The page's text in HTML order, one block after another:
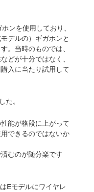
ンを使用しており、
デルの）ギガホンと
。当時のものでは、
どが十分ではなく、
入に当たり試用して
た。
能が格段に上がって
できるのではないか
むのが随分楽です
Eモデルにワイヤレ